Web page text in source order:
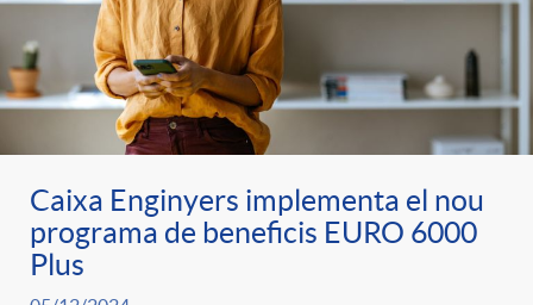
C
a
t
e
t
s
Caixa Enginyers implementa el nou
programa de beneficis EURO 6000
Plus